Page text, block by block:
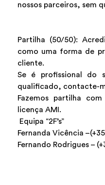
nossos parceiros, sem
Partilha (50/50):
como uma forma de
cliente.
Se é profissional do
qualificado, contacte-
Fazemos partilha
licença AMI.
Equipa “2F’s”
Fernanda Vicência
Fernando Rodrigues –